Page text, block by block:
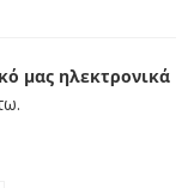
μας ηλεκτρονικά